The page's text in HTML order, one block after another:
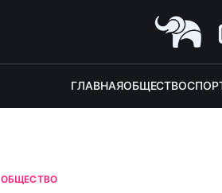
ГЛАВНАЯОБЩЕСТВО
ОБЩЕСТВО